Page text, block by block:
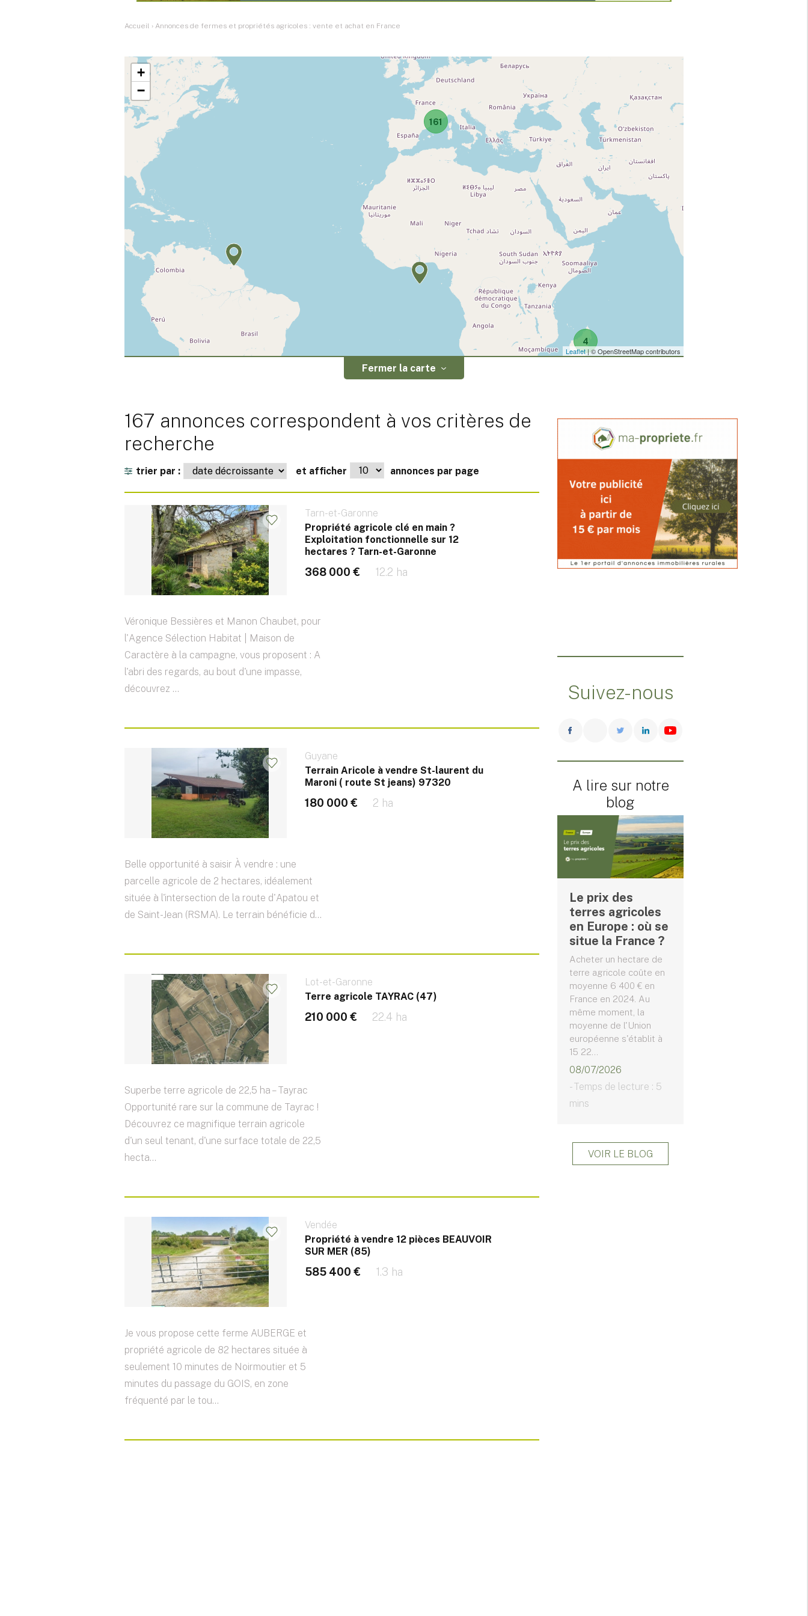
Accueil › Annonces de fermes et propriétés agricoles : vente et achat en France
4
161
+
−
Leaflet| © OpenStreetMap contributors
Fermer la carte
167 annonces correspondent à vos critères de
recherche
trier par : et afficher annonces par page
Tarn-et-Garonne
Propriété agricole clé en main ?
Exploitation fonctionnelle sur 12
hectares ? Tarn-et-Garonne
368 000 € 12.2 ha
Véronique Bessières et Manon Chaubet, pour
l'Agence Sélection Habitat | Maison de
Caractère à la campagne, vous proposent : A
l'abri des regards, au bout d'une impasse,
découvrez ...
Guyane
Terrain Aricole à vendre St-laurent du
Maroni ( route St jeans) 97320
180 000 € 2 ha
Belle opportunité à saisir À vendre : une
parcelle agricole de 2 hectares, idéalement
située à l'intersection de la route d'Apatou et
de Saint-Jean (RSMA). Le terrain bénéficie d...
Lot-et-Garonne
Terre agricole TAYRAC (47)
210 000 € 22.4 ha
Superbe terre agricole de 22,5 ha – Tayrac
Opportunité rare sur la commune de Tayrac !
Découvrez ce magnifique terrain agricole
d'un seul tenant, d'une surface totale de 22,5
hecta...
Vendée
Propriété à vendre 12 pièces BEAUVOIR
SUR MER (85)
585 400 € 1.3 ha
Je vous propose cette ferme AUBERGE et
propriété agricole de 82 hectares située à
seulement 10 minutes de Noirmoutier et 5
minutes du passage du GOIS, en zone
fréquenté par le tou...
Suivez-nous
A lire sur notre
blog
Le prix des
terres agricoles
en Europe : où se
situe la France ?
Acheter un hectare de
terre agricole coûte en
moyenne 6 400 € en
France en 2024. Au
même moment, la
moyenne de l'Union
européenne s'établit à
15 22...
08/07/2026
- Temps de lecture : 5
mins
VOIR LE BLOG